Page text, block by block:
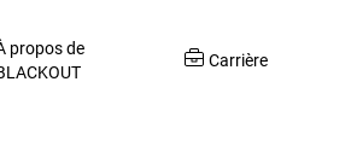
propos de
Carrière